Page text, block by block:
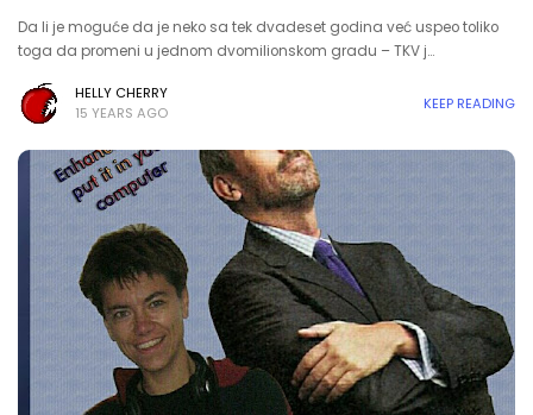
Da li je moguće da je neko sa tek dvadeset godina već uspeo toliko
toga da promeni u jednom dvomilionskom gradu – TKV j…
HELLY CHERRY
15 YEARS AGO
KEEP READING